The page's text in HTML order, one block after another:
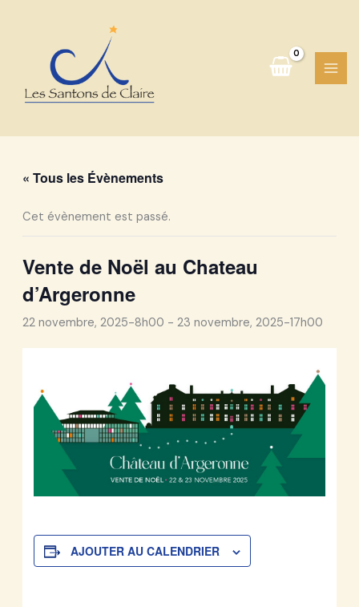
« Tous les Évènements
Cet évènement est passé.
Vente de Noël au Chateau
d’Argeronne
22 novembre, 2025-8h00 - 23 novembre, 2025-17h00
AJOUTER AU CALENDRIER